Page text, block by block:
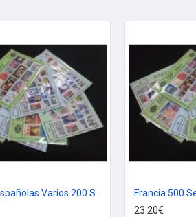
Francia 500
23.20€